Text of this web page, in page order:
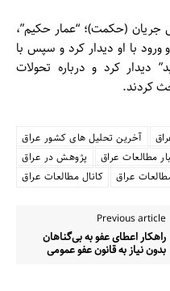
(حکمت)؛ “عمار حکیم”،
ورود با او دیدار کرد و سپس با
دیدار کرد و درباره تحولات
کردند.
آخرین تحلیل های کشور عراق
مطالعات عراق
پژوهش در عراق
عراق
کانال مطالعات عراق
Previous article
راهکار اعطای عفو به بی‌گناهان
بدون نیاز به قانون عفو عمومی